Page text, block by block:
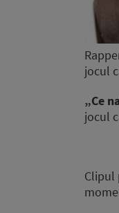
jocul
„Ce
jocul
Clipul